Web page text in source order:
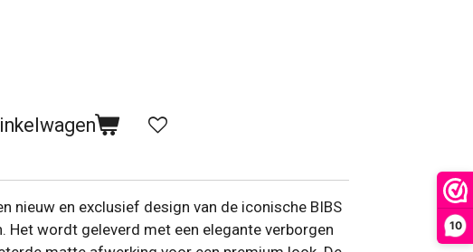
10
nieuw en exclusief design van de iconische BIBS
Het wordt geleverd met een elegante verborgen